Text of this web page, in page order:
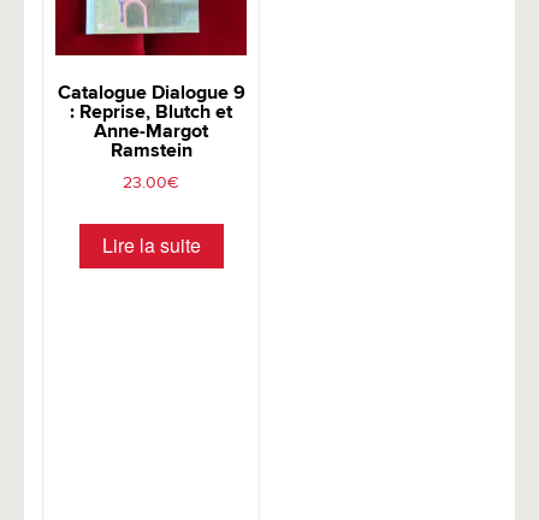
Catalogue Dialogue 9
: Reprise, Blutch et
Anne-Margot
Ramstein
23.00€
Lire la suite